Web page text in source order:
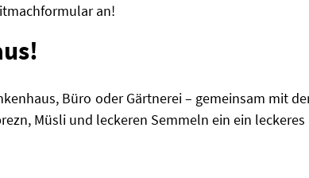
an!
Büro oder Gärtnerei – gemeinsam mit
Müsli und leckeren Semmeln ein ein leckeres